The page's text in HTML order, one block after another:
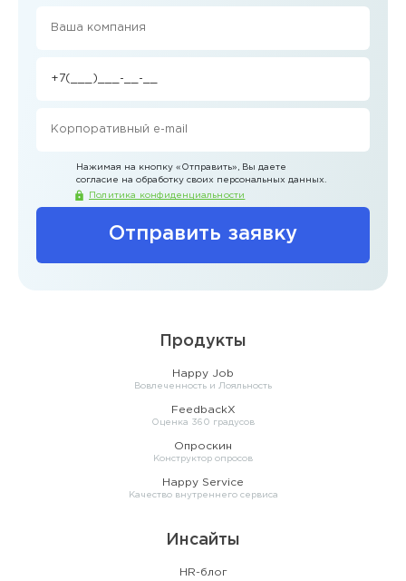
Отправить заявку
Нажимая на кнопку «Отправить» , Вы даете
согласие на обработку своих персональных данных.
Политика конфиденциальности
Продукты
Happy Job
Вовлеченность и Лояльность
FeedbackX
Оценка 360 градусов
Опроскин
Конструктор опросов
Happy Service
Качество внутреннего сервиса
Инсайты
HR-блог